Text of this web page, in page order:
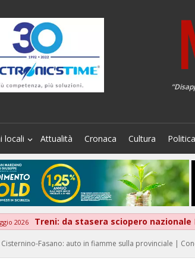
locali Attualità Cronaca Cultura Politica
2026 Treni: da stasera sciopero nazionale
Cisternino-Fasano: auto in fiamme sulla provinciale |